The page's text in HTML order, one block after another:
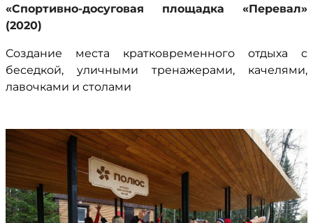
«Спортивно-досуговая площадка «Перевал»
(2020)
Создание места кратковременного отдыха с
беседкой, уличными тренажерами, качелями,
лавочками и столами